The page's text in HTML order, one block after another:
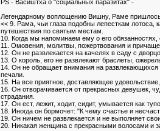
PS - Васиштха о "социальных паразитах" -
Легендарному воплощению Вишну, Раме пришлось
<< 9. Рама, чьи глаза подобны лепесткам
путешествия по святым местам.
10. Когда мы напоминаем ему о его
11. Омовения, молитвы, пожертвования и
12. Он не развлекается на качелях в саду с
13. О король, его не развлекают браслеты,
14. Он не обращает внимания на развлекающихся
печали.
15. На все приятное, доставляющее
16. Он отворачивается от прекрасных девушек,
страдания.
17. Он ест, лежит, ходит, сидит, умывается как
18. Иногда он бормочет: "К чему счастье и
19. Он ничем не развлекается и не выполняет
20. Никакая женщина с прекрасными волосами и